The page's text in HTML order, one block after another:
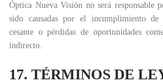
Óptica Nueva Visión no será responsable
sido causadas por el incumplimiento
cesante o pérdidas de oportunidades
indirecto.
17. TÉRMINOS DE